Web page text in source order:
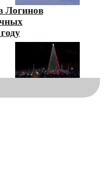
Логинов